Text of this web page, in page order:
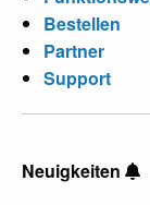
Bestellen
Partner
Support
Neuigkeiten